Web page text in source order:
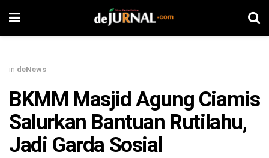
in deNews
BKMM Masjid Agung Ciamis
Salurkan Bantuan Rutilahu,
Jadi Garda Sosial